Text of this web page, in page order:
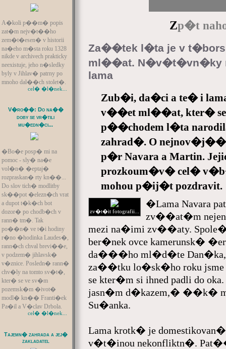
A�koli p��m� popis
zat�m nejv�t��ho
zem�t�esen� v historii
na�eho m�sta roku 1328
nikde v archivech prakticky
neexistuje, jeho n�sledky
byly v Jihlav� patrny po
mnoho dal��ch stolet�.
cel� �l�nek...
V�ro��: Do na��
doby se vr�tili
mu�edn�ci...
�Bo�e posp� mi na
pomoc - sly� na�e
vol�n� �eptaj�
rozpraskan� rty kn��...
Do slov tich� modlitby
sk��pot �elezn�ch vrat
a dupot t�k�ch bot
dozor� po chodb�ch v
rann� tm�. Tak
po��n� ve t�i hodiny
r�no �hodinka Laudes�,
rann�ch chval brevi��e,
v podzem� jihlavsk�
v�znice. Posledn� rann�
chv�ly na tomto sv�t�,
kter� se ve sv�m
pozemsk�m �ivot�
modl� kn�� Franti�ek
Pa�il a V�clav Drbola.
cel� �l�nek...
Tajemn� zahrada a jej�
zakladatel
Zp�t
Za��tek l�ta je v
ml��at.
lama
Zub�i, da�ci a te� i
v��et ml��at, kter� se
p��chodem l�ta
zahrad�. O
p�r Navara a Martin.
prozkoum�v� cel�
mohou p�ij�t pozdravit.
zv�t�it fotografii...
�Lama Navara
zv��at�m
mezi na�imi zv��aty.
ber�nek ovce kamerunsk�
da���ho ml�d�te Dan�ka,
za��tku lo�sk�ho roku jsme
se kter�m si ihned padli do
jasn�m d�kazem,� ��k�
Su�anka.
Lama krotk� je
v�t�inou nekonfliktn�.